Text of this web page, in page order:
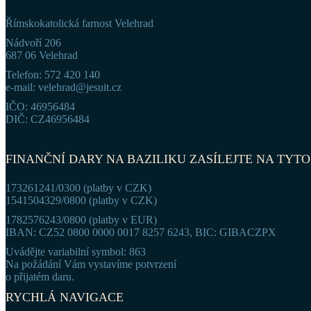
Římskokatolická farnost Velehrad
Nádvoří 206
687 06 Velehrad
Telefon: 572 420 140
e-mail: velehrad@jesuit.cz
IČO: 46956484
DIČ: CZ46956484
FINANČNÍ DARY NA BAZILIKU ZASÍLEJTE NA
173261241/0300 (platby v CZK)
1541504329/0800 (platby v CZK)
1782576243/0800 (platby v EUR)
IBAN: CZ52 0800 0000 0017 8257 6243, BIC: GIBACZPX
Uvádějte variabilní symbol: 863
Na požádání Vám vystavíme potvrzení
o přijatém daru.
RYCHLÁ NAVIGACE